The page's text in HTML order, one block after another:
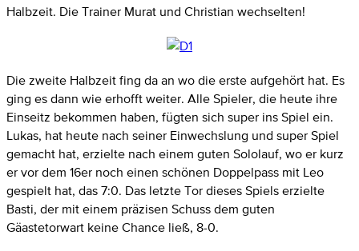
Halbzeit. Die Trainer Murat und Christian wechselten!
Die zweite Halbzeit fing da an wo die erste aufgehört hat. Es
ging es dann wie erhofft weiter. Alle Spieler, die heute ihre
Einseitz bekommen haben, fügten sich super ins Spiel ein.
Lukas, hat heute nach seiner Einwechslung und super Spiel
gemacht hat, erzielte nach einem guten Sololauf, wo er kurz
er vor dem 16er noch einen schönen Doppelpass mit Leo
gespielt hat, das 7:0. Das letzte Tor dieses Spiels erzielte
Basti, der mit einem präzisen Schuss dem guten
Gäastetorwart keine Chance ließ, 8-0.